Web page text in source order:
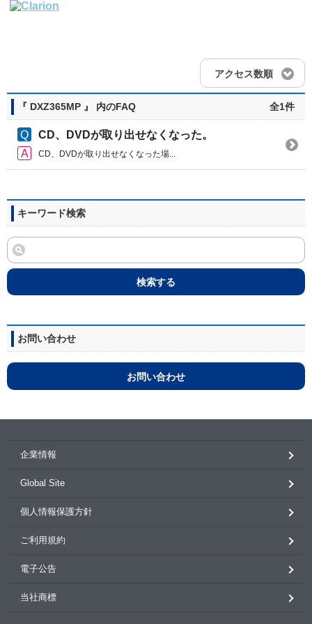
アクセス数順
『 DXZ365MP 』 内のFAQ 全1件
CD、DVDが取り出せなくなった。
CD、DVDが取り出せなくなった場...
キーワード検索
検索する
お問い合わせ
お問い合わせ
企業情報
Global Site
個人情報保護方針
ご利用規約
電子公告
当社商標